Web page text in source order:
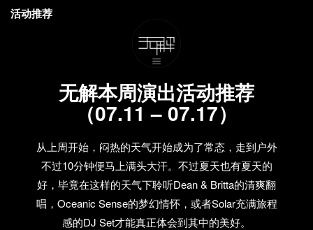
无解本周演出活动推荐
（07.11 – 07.17）
从上周开始，闷热的天气开始成为了常态，走到户外
不过10分钟便马上满头大汗。不过夏天也有夏天的
好，毕竟在这样的天气下聆听Dean & Britta的清爽翻
唱，Oceanic Sense的梦幻情怀，或者Solar充满旅程
感的DJ Set才能真正体会到其中的美好。
活动推荐